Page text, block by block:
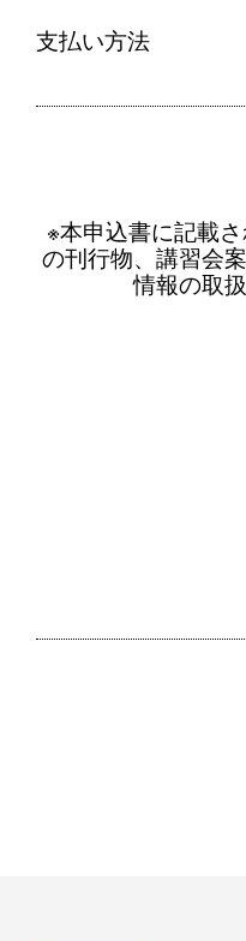
支払い方法
※本申込書に記載
の刊行物、講習会
情報の取